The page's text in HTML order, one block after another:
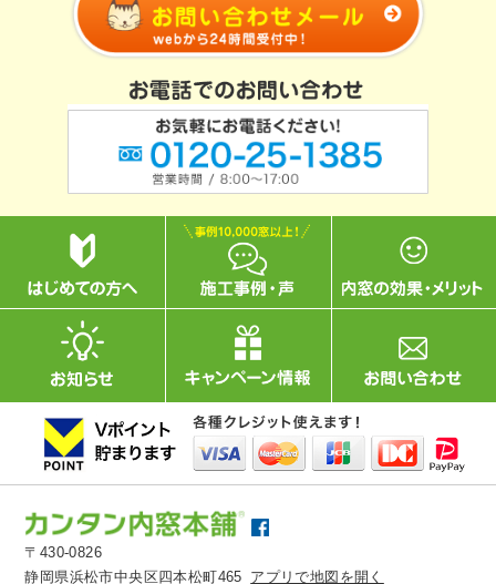
〒430-0826
静岡県浜松市中央区四本松町465 アプリで地図を開く